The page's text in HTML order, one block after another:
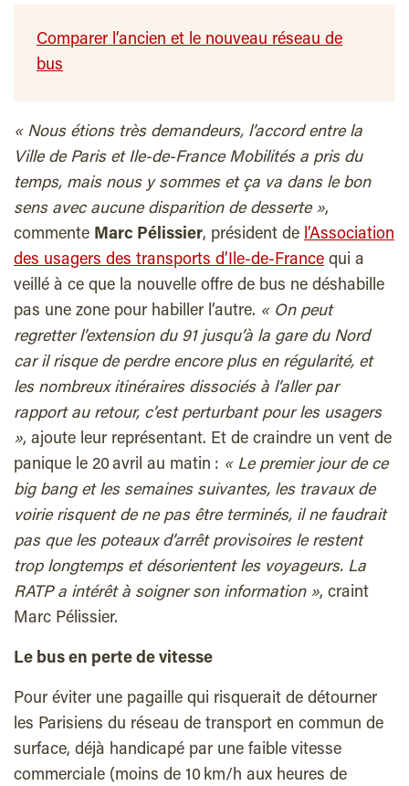
Comparer l’ancien et le nouveau réseau de
bus
« Nous étions très demandeurs, l’accord entre la
Ville de Paris et Ile-de-France Mobilités a pris du
temps, mais nous y sommes et ça va dans le bon
sens avec aucune disparition de desserte »,
commente Marc Pélissier, président de l’Association
des usagers des transports d’Ile-de-France qui a
veillé à ce que la nouvelle offre de bus ne déshabille
pas une zone pour habiller l’autre. « On peut
regretter l’extension du 91 jusqu’à la gare du Nord
car il risque de perdre encore plus en régularité, et
les nombreux itinéraires dissociés à l’aller par
rapport au retour, c’est perturbant pour les usagers
», ajoute leur représentant. Et de craindre un vent de
panique le 20 avril au matin : « Le premier jour de ce
big bang et les semaines suivantes, les travaux de
voirie risquent de ne pas être terminés, il ne faudrait
pas que les poteaux d’arrêt provisoires le restent
trop longtemps et désorientent les voyageurs. La
RATP a intérêt à soigner son information », craint
Marc Pélissier.
Le bus en perte de vitesse
Pour éviter une pagaille qui risquerait de détourner
les Parisiens du réseau de transport en commun de
surface, déjà handicapé par une faible vitesse
commerciale (moins de 10 km/h aux heures de